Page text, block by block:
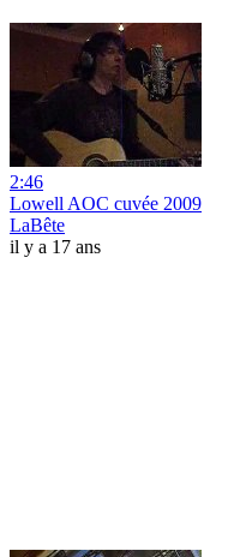
2:46
Lowell AOC cuvée 2009
LaBête
il y a 17 ans